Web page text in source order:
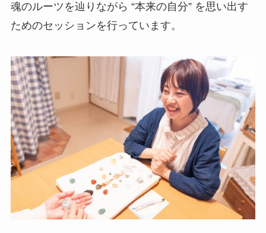
魂のルーツを辿りながら “本来の自分” を思い出す
ためのセッションを行っています。